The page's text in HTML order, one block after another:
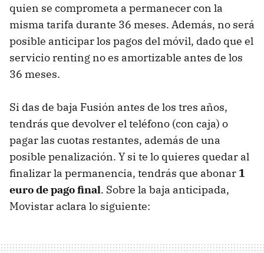
quien se comprometa a permanecer con la
misma tarifa durante 36 meses. Además, no será
posible anticipar los pagos del móvil, dado que el
servicio renting no es amortizable antes de los
36 meses.
Si das de baja Fusión antes de los tres años,
tendrás que devolver el teléfono (con caja) o
pagar las cuotas restantes, además de una
posible penalización. Y si te lo quieres quedar al
finalizar la permanencia, tendrás que abonar 1
euro de pago final. Sobre la baja anticipada,
Movistar aclara lo siguiente: